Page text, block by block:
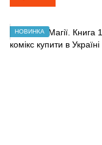
НОВИНКА